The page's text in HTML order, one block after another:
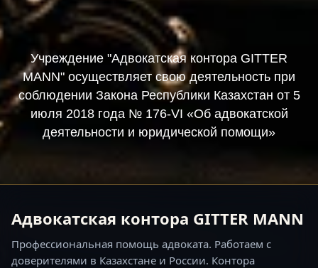
Учреждение "Адвокатская контора GITTER
MANN" осуществляет свою деятельность при
соблюдении Закона Республики Казахстан от 5
июля 2018 года № 176-VI «Об адвокатской
деятельности и юридической помощи»
Адвокатская контора GITTER MANN
Профессиональная помощь адвоката. Работаем с
доверителями в Казахстане и России. Контора